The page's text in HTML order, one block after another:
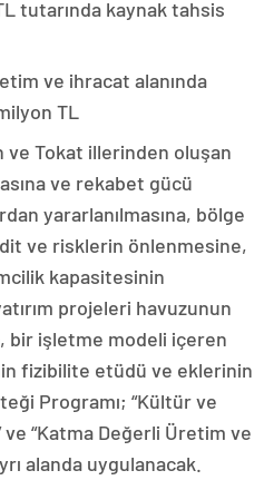
tutarında kaynak tahsis
ve ihracat alanında
TL
ve Tokat illerinden oluşan
ve rekabet gücü
yararlanılmasına, bölge
ve risklerin önlenmesine,
kapasitesinin
projeleri havuzunun
bir işletme modeli içeren
fizibilite etüdü ve eklerinin
Programı; “Kültür ve
“Katma Değerli Üretim ve
alanda uygulanacak.